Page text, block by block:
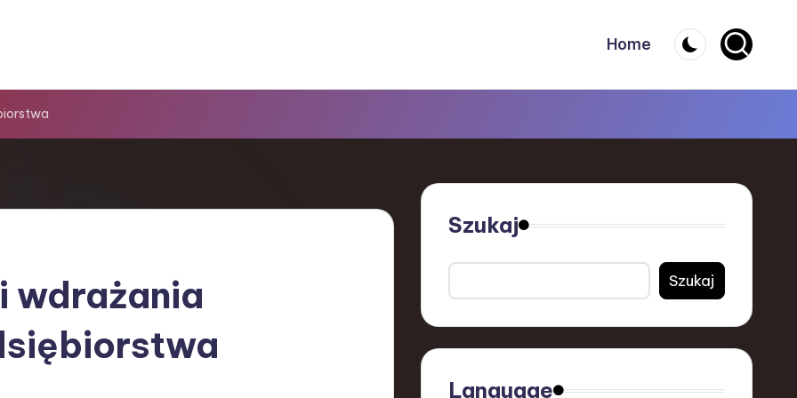
Home
wdrażania
Szukaj
Szukaj
Language